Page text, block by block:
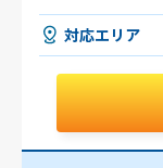
対応エリア